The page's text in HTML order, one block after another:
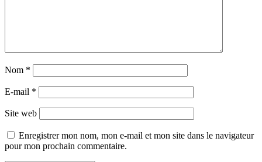
Nom *
E-mail *
Site web
Enregistrer mon nom, mon e-mail et mon site dans le navigateur
pour mon prochain commentaire.